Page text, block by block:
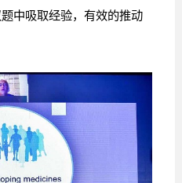
中吸取经验，有效的推动